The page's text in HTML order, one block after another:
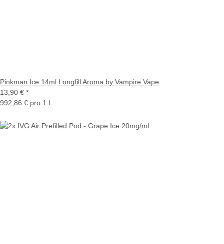
Pinkman Ice 14ml Longfill Aroma by Vampire Vape
13,90 € *
992,86 € pro 1 l